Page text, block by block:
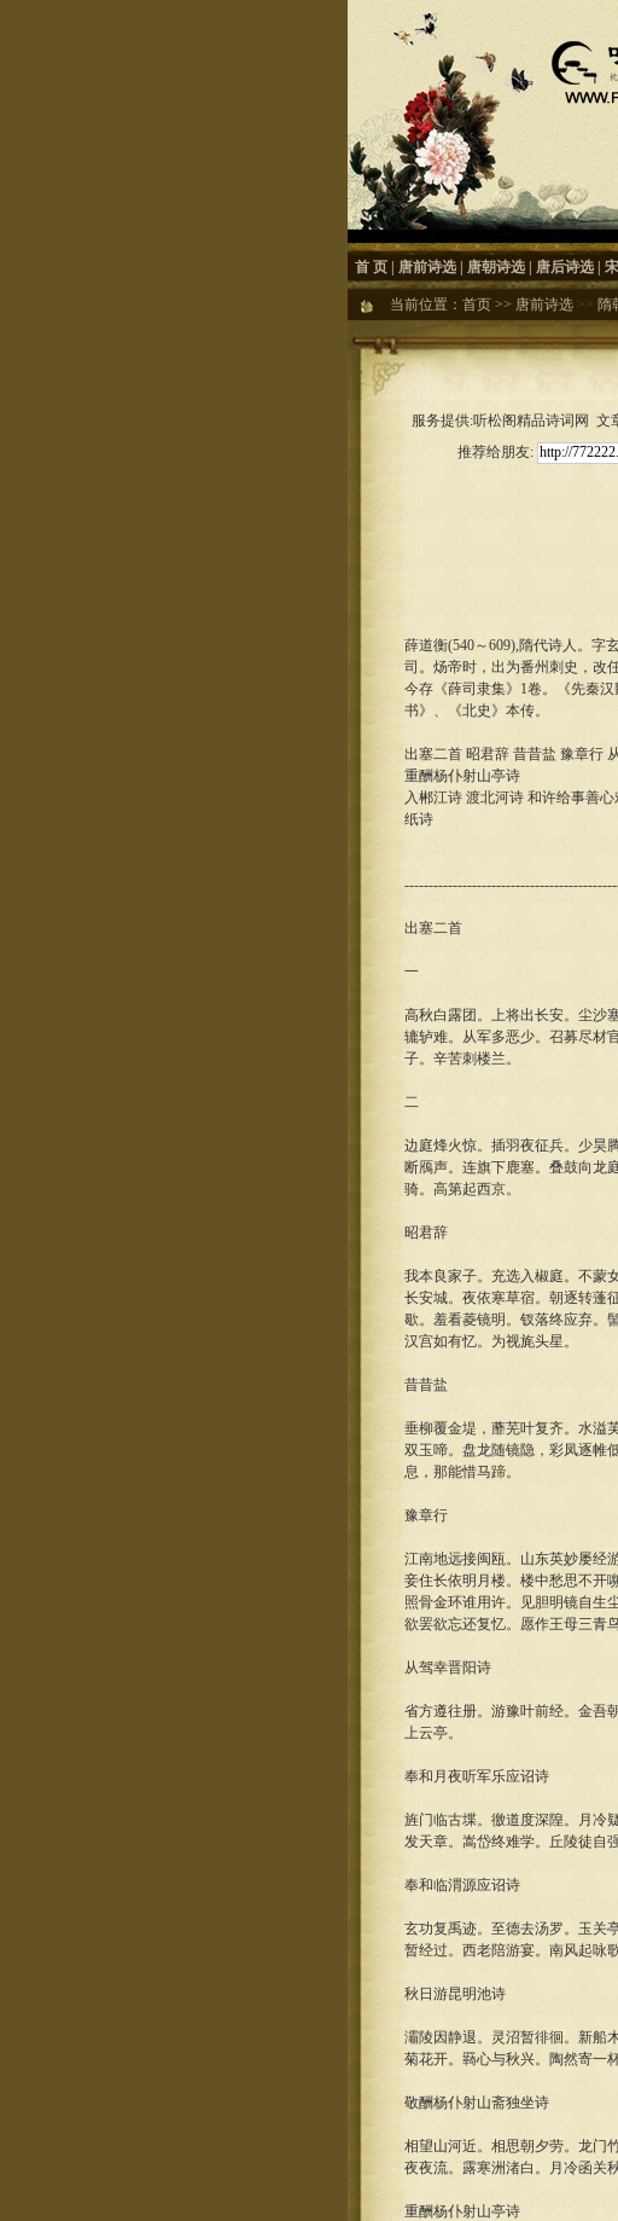
首 页 唐前诗选 唐朝诗选 唐后诗选
当前位置： 首页 >> 唐前诗选 >> 隋
服务提供:听松阁精品诗词网
推荐给朋友:
薛道衡(540～609),隋代诗人。字
司。炀帝时，出为番州刺史，改
今存《薛司隶集》1卷。《先秦
书》、《北史》本传。
出塞二首 昭君辞 昔昔盐 豫章行
重酬杨仆射山亭诗
入郴江诗 渡北河诗 和许给事善
纸诗
出塞二首
一
高秋白露团。上将出长安。尘沙
辘轳难。从军多恶少。召募尽材
子。辛苦刺楼兰。
二
边庭烽火惊。插羽夜征兵。少昊
断鴈声。连旗下鹿塞。叠鼓向龙
骑。高第起西京。
昭君辞
我本良家子。充选入椒庭。不蒙
长安城。夜依寒草宿。朝逐转蓬
歇。羞看菱镜明。钗落终应弃。
汉宫如有忆。为视旄头星。
昔昔盐
垂柳覆金堤，蘼芜叶复齐。水溢
双玉啼。盘龙随镜隐，彩凤逐帷
息，那能惜马蹄。
豫章行
江南地远接闽瓯。山东英妙屡经
妾住长依明月楼。楼中愁思不开
照骨金环谁用许。见胆明镜自生
欲罢欲忘还复忆。愿作王母三青
从驾幸晋阳诗
省方遵往册。游豫叶前经。金吾
上云亭。
奉和月夜听军乐应诏诗
旌门临古堞。徼道度深隍。月冷
发天章。嵩岱终难学。丘陵徒自
奉和临渭源应诏诗
玄功复禹迹。至德去汤罗。玉关
暂经过。西老陪游宴。南风起咏
秋日游昆明池诗
灞陵因静退。灵沼暂徘徊。新船
菊花开。羇心与秋兴。陶然寄一杯
敬酬杨仆射山斋独坐诗
相望山河近。相思朝夕劳。龙门
夜夜流。露寒洲渚白。月冷函关
重酬杨仆射山亭诗